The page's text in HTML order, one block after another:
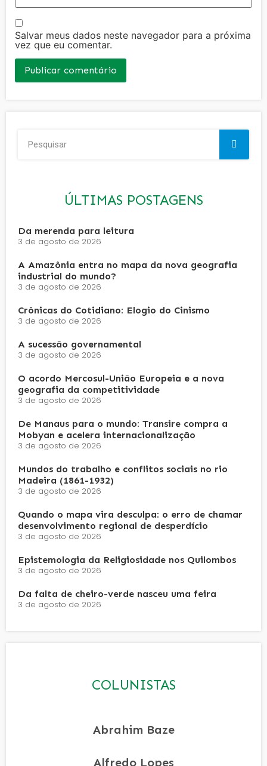
Salvar meus dados neste navegador para a próxima
vez que eu comentar.
ÚLTIMAS POSTAGENS
Da merenda para leitura
3 de agosto de 2026
A Amazônia entra no mapa da nova geografia
industrial do mundo?
3 de agosto de 2026
Crônicas do Cotidiano: Elogio do Cinismo
3 de agosto de 2026
A sucessão governamental
3 de agosto de 2026
O acordo Mercosul-União Europeia e a nova
geografia da competitividade
3 de agosto de 2026
De Manaus para o mundo: Transire compra a
Mobyan e acelera internacionalização
3 de agosto de 2026
Mundos do trabalho e conflitos sociais no rio
Madeira (1861-1932)
3 de agosto de 2026
Quando o mapa vira desculpa: o erro de chamar
desenvolvimento regional de desperdício
3 de agosto de 2026
Epistemologia da Religiosidade nos Quilombos
3 de agosto de 2026
Da falta de cheiro-verde nasceu uma feira
3 de agosto de 2026
COLUNISTAS
Abrahim Baze
Alfredo Lopes